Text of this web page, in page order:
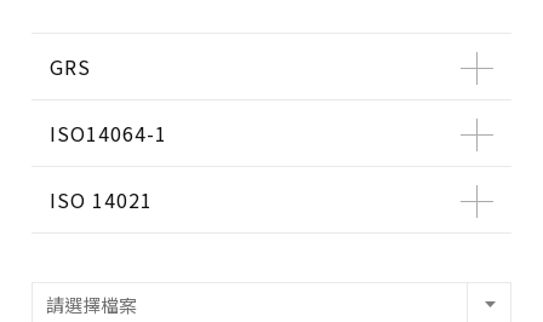
GRS
ISO14064-1
ISO 14021
請選擇檔案